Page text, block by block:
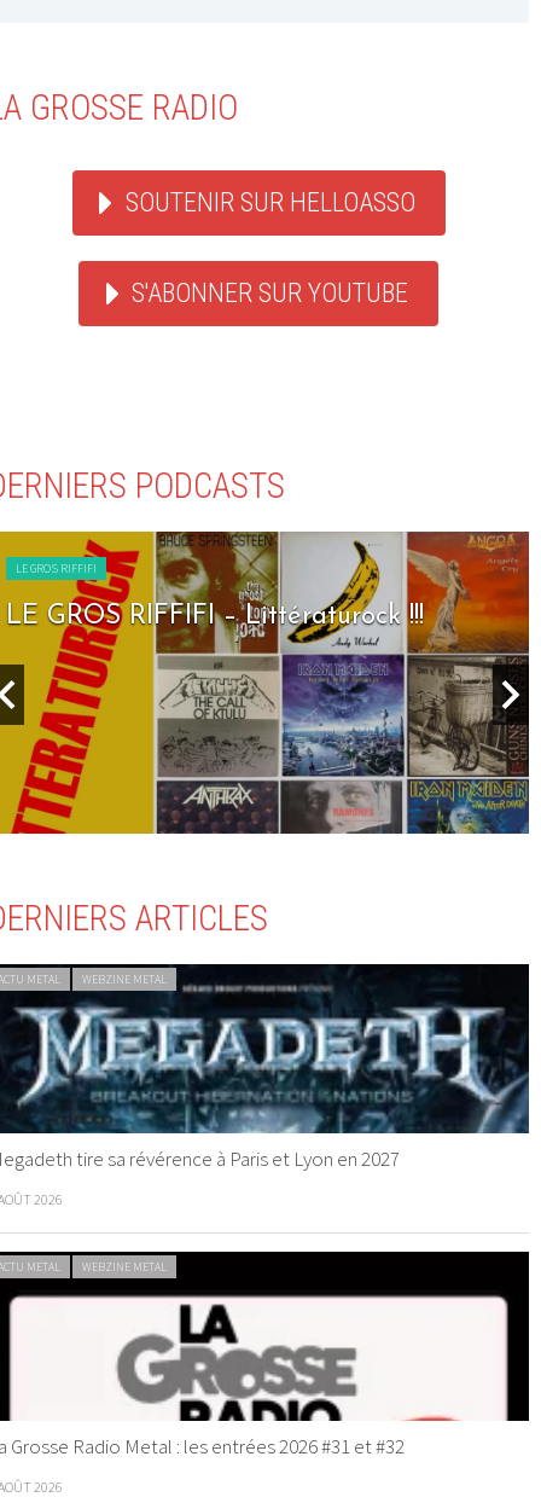
GROSSE RADIO
SOUTENIR SUR HELLOASSO
S'ABONNER SUR YOUTUBE
PODCASTS
LE GROS RIFFIFI
LE GROS RIFFIFI – Seven Days To Rock !!!
ARTICLES
METAL WEBZINE METAL
tire sa révérence à Paris et Lyon en 2027
2026
METAL WEBZINE METAL
Grosse Radio Metal : les entrées 2026 #31 et #32
2026